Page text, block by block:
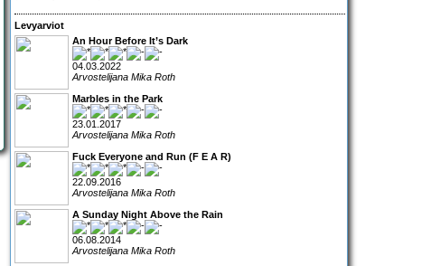
Levyarviot
An Hour Before It’s Dark
04.03.2022
Arvostelijana Mika Roth
Marbles in the Park
23.01.2017
Arvostelijana Mika Roth
Fuck Everyone and Run (F E A R)
22.09.2016
Arvostelijana Mika Roth
A Sunday Night Above the Rain
06.08.2014
Arvostelijana Mika Roth